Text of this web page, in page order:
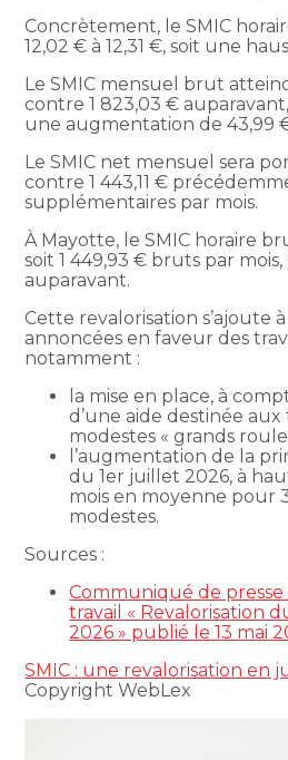
Concrètement, le SMIC
12,02 € à 12,31 €, soit une
Le SMIC mensuel brut
contre 1 823,03 €
une augmentation de 43,99
Le SMIC net mensuel sera
contre 1 443,11 €
supplémentaires par mois.
À Mayotte, le SMIC horaire
soit 1 449,93 € bruts par mois,
auparavant.
Cette revalorisation s’ajoute
annoncées en faveur des
notamment :
la mise en place, à
d’une aide destinée
modestes « grands
l’augmentation de la
du 1er juillet 2026, à
mois en moyenne pour
modestes.
Sources :
Communiqué de
travail « Revalorisation
2026 » publié le 13 mai
SMIC : une revalorisation en
Copyright WebLex